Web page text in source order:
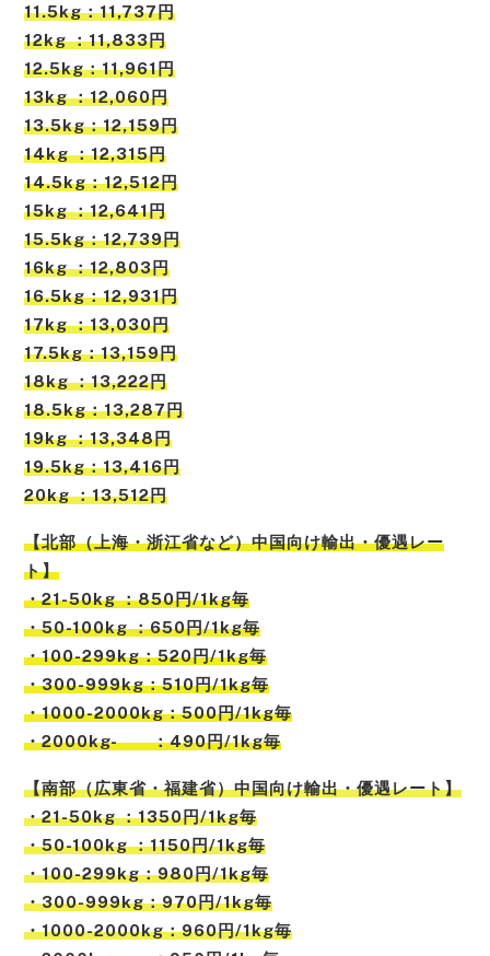
11.5kg：11,737円
12kg ：11,833円
12.5kg：11,961円
13kg ：12,060円
13.5kg：12,159円
14kg ：12,315円
14.5kg：12,512円
15kg ：12,641円
15.5kg：12,739円
16kg ：12,803円
16.5kg：12,931円
17kg ：13,030円
17.5kg：13,159円
18kg ：13,222円
18.5kg：13,287円
19kg ：13,348円
19.5kg：13,416円
20kg ：13,512円
【北部（上海・浙江省など）中国向け輸出・優遇レー
ト】
・21-50kg ：850円/1kg毎
・50-100kg ：650円/1kg毎
・100-299kg：520円/1kg毎
・300-999kg：510円/1kg毎
・1000-2000kg：500円/1kg毎
・2000kg- ：490円/1kg毎
【南部（広東省・福建省）中国向け輸出・優遇レート】
・21-50kg ：1350円/1kg毎
・50-100kg ：1150円/1kg毎
・100-299kg：980円/1kg毎
・300-999kg：970円/1kg毎
・1000-2000kg：960円/1kg毎